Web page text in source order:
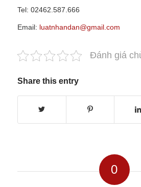
Tel: 02462.587.666
Email: luatnhandan@gmail.com
Đánh giá
Share this entry
0